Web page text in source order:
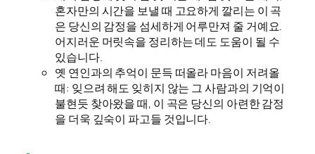
혼자만의 시간을 보낼 때 고요하게 깔리는 이 곡
은 당신의 감정을 섬세하게 어루만져 줄 거예요.
어지러운 머릿속을 정리하는 데도 도움이 될 수
있습니다.
옛 연인과의 추억이 문득 떠올라 마음이 저려올
때: 잊으려 해도 잊히지 않는 그 사람과의 기억이
불현듯 찾아왔을 때, 이 곡은 당신의 아련한 감정
을 더욱 깊숙이 파고들 것입니다.